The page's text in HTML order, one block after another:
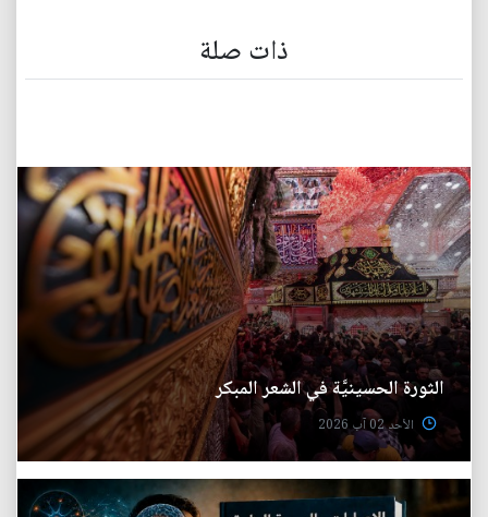
ذات صلة
الثورة الحسينيَّة في الشعر المبكر
الأحد 02 آب 2026